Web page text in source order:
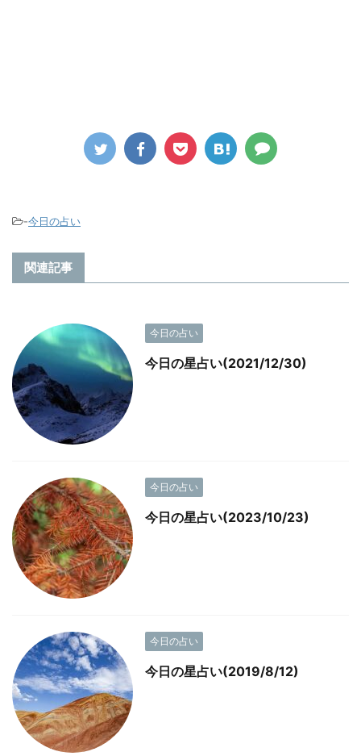
-今日の占い
関連記事
今日の占い
今日の星占い(2021/12/30)
今日の占い
今日の星占い(2023/10/23)
今日の占い
今日の星占い(2019/8/12)